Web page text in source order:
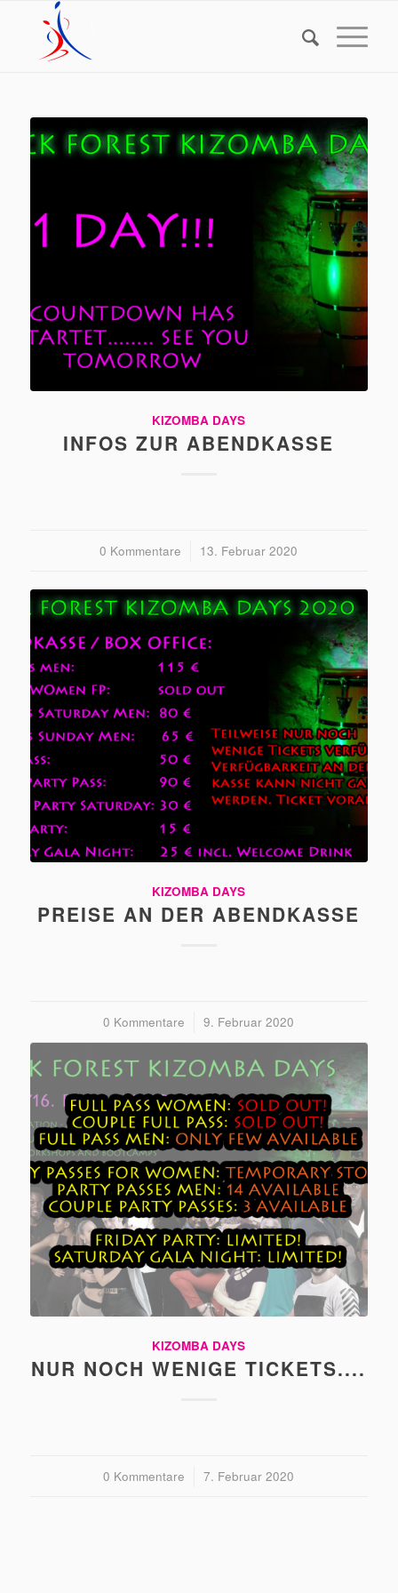
KIZOMBA DAYS
INFOS ZUR ABENDKASSE
0 Kommentare
/ 13. Februar 2020
KIZOMBA DAYS
PREISE AN DER ABENDKASSE
0 Kommentare
/ 9. Februar 2020
KIZOMBA DAYS
NUR NOCH WENIGE TICKETS....
0 Kommentare
/ 7. Februar 2020